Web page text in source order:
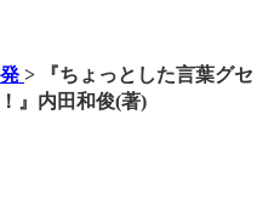
> 『ちょっとした言葉グセ
』内田和俊(著)